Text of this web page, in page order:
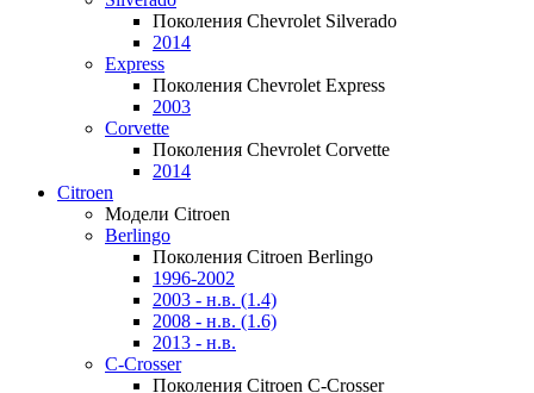
Поколения Chevrolet Silverado
2014
Express
Поколения Chevrolet Express
2003
Corvette
Поколения Chevrolet Corvette
2014
Citroen
Модели Citroen
Berlingo
Поколения Citroen Berlingo
1996-2002
2003 - н.в. (1.4)
2008 - н.в. (1.6)
2013 - н.в.
C-Crosser
Поколения Citroen C-Crosser